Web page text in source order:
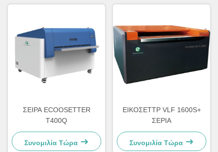
ΣΕΙΡΑ ECOOSETTER
T400Q
Συνομιλία Τώρα
ΕΙΚΟΣΕΤΤΡ VLF 1600S+
ΣΕΡΙΑ
Συνομιλία Τώρα